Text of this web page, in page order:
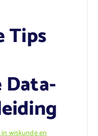
Tips
Data-
wiskunde en